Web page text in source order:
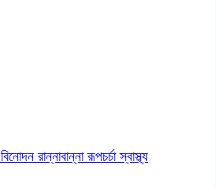
বিনোদন রান্নাবান্নারূপচর্চাস্বাস্থ্য